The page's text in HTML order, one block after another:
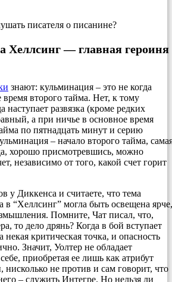
писателя о писанине?
Хеллсинг — главная героиня
знают: кульминация – это не когда
время второго тайма. Нет, к тому
наступает развязка (кроме редких
а при ничье в основное время
по пятнадцать минут и серию
– начало второго тайма,
хорошо присмотревшись, можно
независимо от того, какой счет горит
у Диккенса и считаете, что тема
в “Хеллсинг” могла быть освещена ярче,
Помните, Чат писал, что,
то дело дрянь? Когда в бой вступает
критическая точка, и опасность
Значит, Уолтер не обладает
приобретая ее лишь как атрибут
не против и сам говорит, что
– служить Интегре. Но нельзя ли